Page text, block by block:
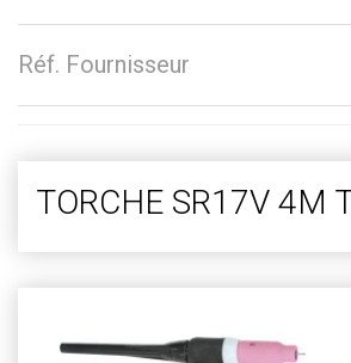
Réf. Fournisseur
TORCHE SR17V 4M